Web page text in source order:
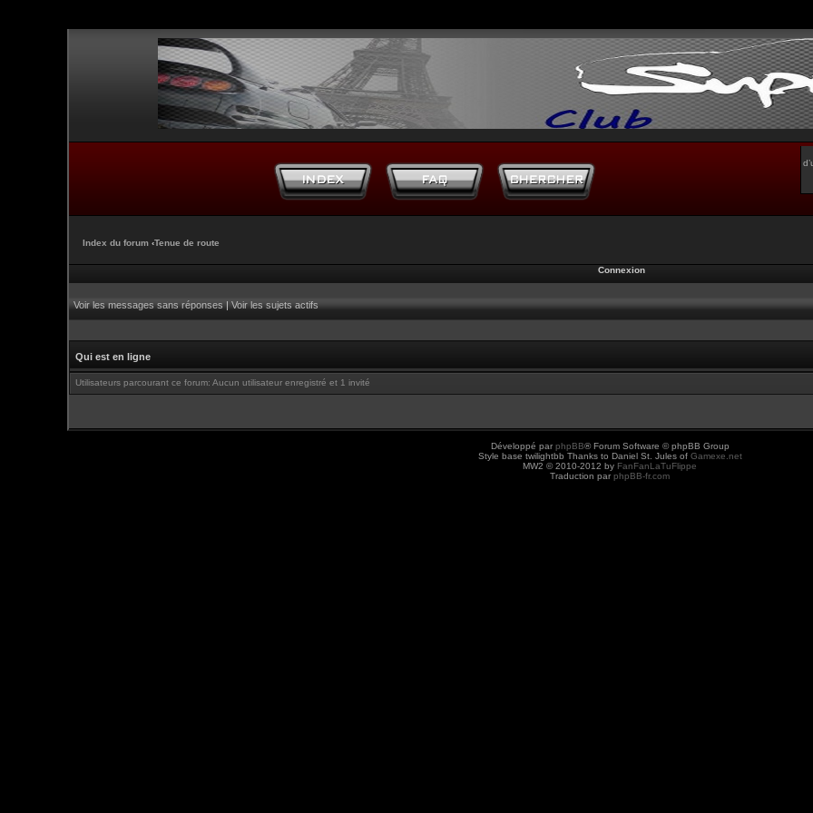
Index du forum ‹Tenue de route
Connexion
Voir les messages sans réponses|Voir les sujets actifs
Qui est en ligne
Utilisateurs parcourant ce forum: Aucun utilisateur enregistré et 1 invité
Développé par phpBB® Forum Software © phpBB Group
Style base twilightbb Thanks to Daniel St. Jules of Gamexe.net
MW2 © 2010-2012 by FanFanLaTuFlippe
Traduction par phpBB-fr.com